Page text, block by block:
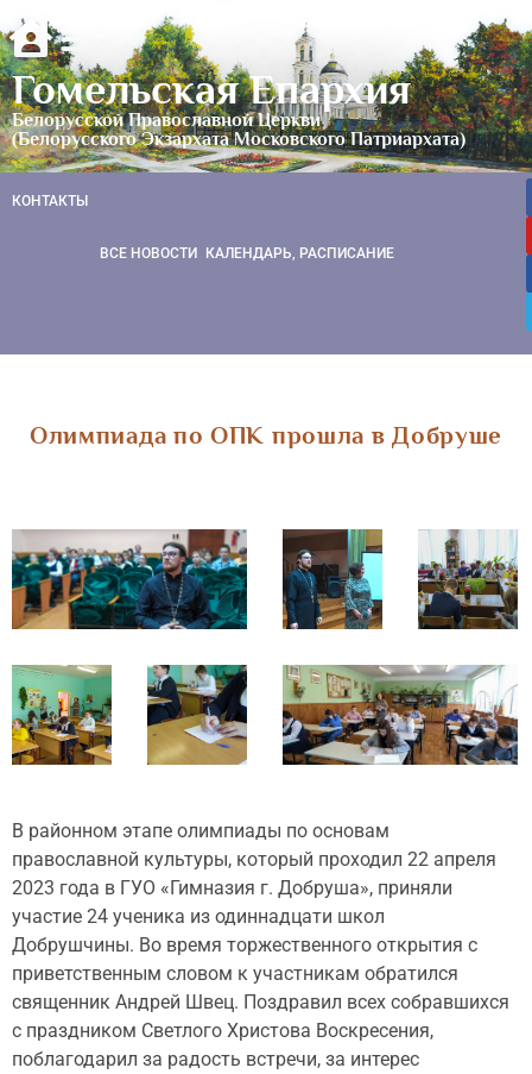
Гомельская Епархия
Белорусской Православной Церкви
(Белорусского Экзархата Московского Патриархата)
КОНТАКТЫ
ВСЕ НОВОСТИ КАЛЕНДАРЬ, РАСПИСАНИЕ
Олимпиада по ОПК прошла в Добруше
В районном этапе олимпиады по основам
православной культуры, который проходил 22 апреля
2023 года в ГУО «Гимназия г. Добруша», приняли
участие 24 ученика из одиннадцати школ
Добрушчины. Во время торжественного открытия с
приветственным словом к участникам обратился
священник Андрей Швец. Поздравил всех собравшихся
с праздником Светлого Христова Воскресения,
поблагодарил за радость встречи, за интерес